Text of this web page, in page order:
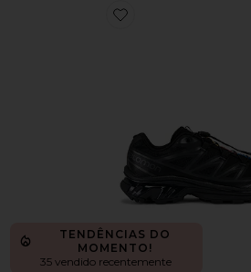
Favorite TÊNIS ESTILO
TENDÊNCIAS DO
MOMENTO!
35 vendido recentemente